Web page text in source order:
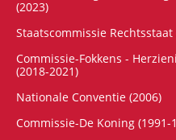
(2023)
Staatscommissie Rechtsstaat
Commissie-Fokkens -
(2018-2021)
Nationale Conventie (2006)
Commissie-De Koning (1991-